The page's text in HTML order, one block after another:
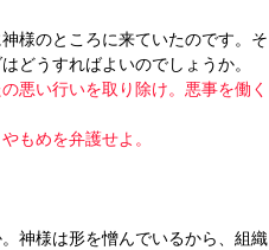
様のところに来ていたのです。そ
どうすればよいのでしょうか。
悪い行いを取り除け。悪事を働く
もめを弁護せよ。
神様は形を憎んでいるから、組織